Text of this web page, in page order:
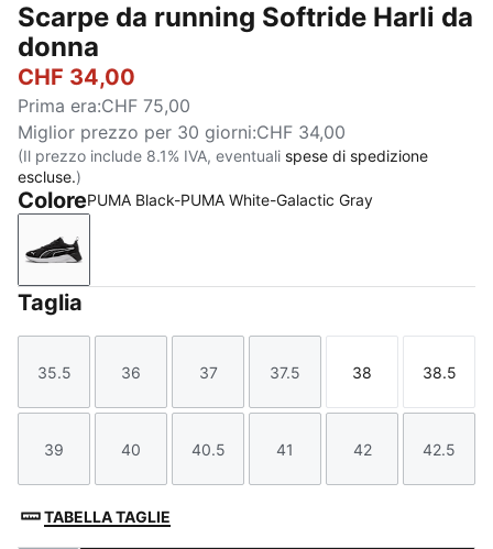
Scarpe da running Softride Harli da
donna
CHF 34,00
Prima era:CHF 75,00
Miglior prezzo per 30 giorni:CHF 34,00
(Il prezzo include 8.1% IVA, eventuali spese di spedizione
escluse.)
ColorePUMA Black-PUMA White-Galactic Gray
PUMA Black-PUMA White-Galactic Gray
Taglia
Taglia
35.5
Taglia
36
Taglia
37
Taglia
37.5
Taglia
38
Taglia
38.5
Taglia
39
Taglia
40
Taglia
40.5
Taglia
41
Taglia
42
Taglia
42.5
TABELLA TAGLIE